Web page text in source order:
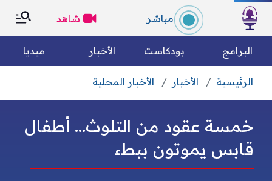
×
التصنيفات
متفرقات مقالات رأي
× الرئسية
من نحن؟
مباشر شاهد
البرامج بودكاست الأخبار ميديا
الرئيسية الأخبار الأخبار المحلية
خمسة عقود من التلوث... أطفال
قابس يموتون ببطء